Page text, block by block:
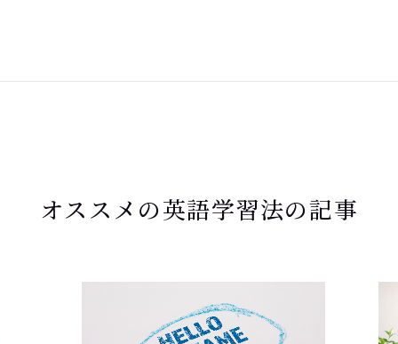
オススメの英語学習法の記事